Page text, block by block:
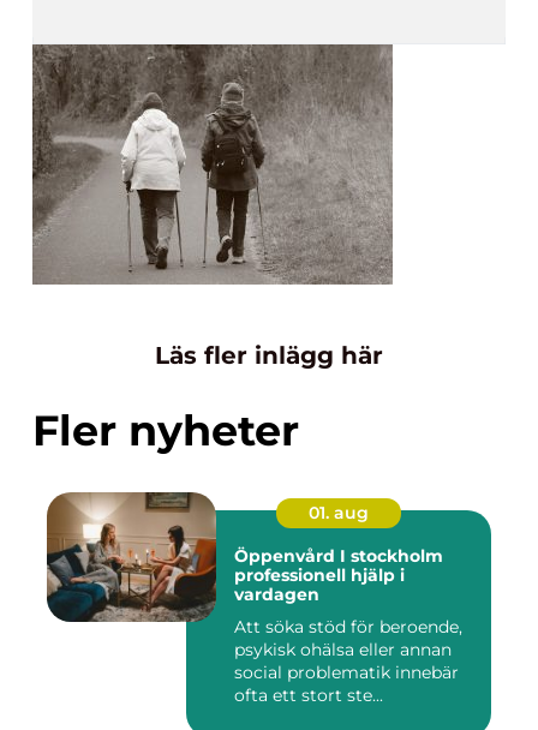
Läs fler inlägg här
Fler nyheter
01. aug
Öppenvård I stockholm
professionell hjälp i
vardagen
Att söka stöd för beroende,
psykisk ohälsa eller annan
social problematik innebär
ofta ett stort ste...